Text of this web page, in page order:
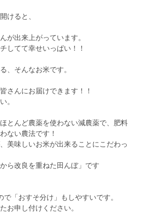
けると、
が出来上がっています。
してて幸せいっぱい！！
、そんなお米です。
さんにお届けできます！！
。
とんど農薬を使わない減農薬で、肥料
ない農法です！
美味しいお米が出来ることにこだわっ
ら改良を重ねた田んぼ」です
「おすそ分け」もしやすいです。
お申し付けください。